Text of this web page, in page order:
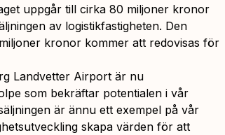
uppgår till cirka 80 miljoner kronor
av logistikfastigheten. Den
kronor kommer att redovisas för
Landvetter Airport är nu
som bekräftar potentialen i vår
är ännu ett exempel på vår
skapa värden för att